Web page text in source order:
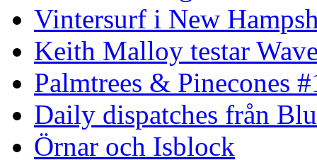
Vintersurf i New
Keith Malloy testar
Palmtrees & Pinecones
Daily dispatches från
Örnar och Isblock